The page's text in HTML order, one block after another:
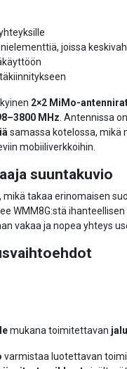
joissa
2×2 MiMo-
MHz . Antennissa on
samassa kotelossa, mikä
mobiiliverkkoihin.
suuntakuvio
, mikä takaa erinomaisen
WMM8G:stä
vakaa ja nopea yhteys
mukana toimitettavan
varmistaa luotettavan